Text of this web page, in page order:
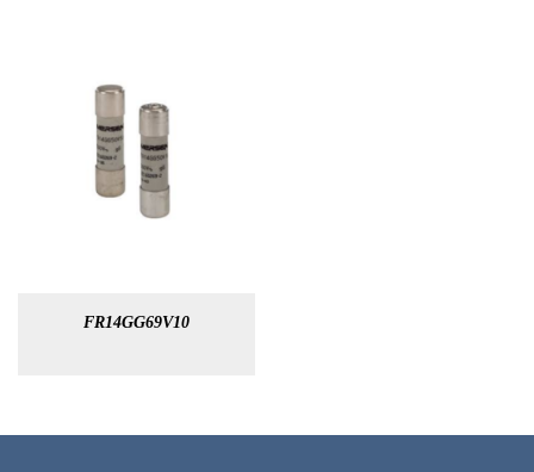
FR14GG69V10